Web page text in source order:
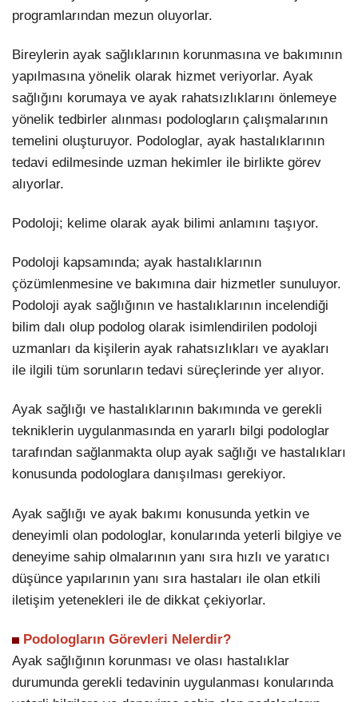
programlarından mezun oluyorlar.
Bireylerin ayak sağlıklarının korunmasına ve bakımının
yapılmasına yönelik olarak hizmet veriyorlar. Ayak
sağlığını korumaya ve ayak rahatsızlıklarını önlemeye
yönelik tedbirler alınması podologların çalışmalarının
temelini oluşturuyor. Podologlar, ayak hastalıklarının
tedavi edilmesinde uzman hekimler ile birlikte görev
alıyorlar.
Podoloji; kelime olarak ayak bilimi anlamını taşıyor.
Podoloji kapsamında; ayak hastalıklarının
çözümlenmesine ve bakımına dair hizmetler sunuluyor.
Podoloji ayak sağlığının ve hastalıklarının incelendiği
bilim dalı olup podolog olarak isimlendirilen podoloji
uzmanları da kişilerin ayak rahatsızlıkları ve ayakları
ile ilgili tüm sorunların tedavi süreçlerinde yer alıyor.
Ayak sağlığı ve hastalıklarının bakımında ve gerekli
tekniklerin uygulanmasında en yararlı bilgi podologlar
tarafından sağlanmakta olup ayak sağlığı ve hastalıkları
konusunda podologlara danışılması gerekiyor.
Ayak sağlığı ve ayak bakımı konusunda yetkin ve
deneyimli olan podologlar, konularında yeterli bilgiye ve
deneyime sahip olmalarının yanı sıra hızlı ve yaratıcı
düşünce yapılarının yanı sıra hastaları ile olan etkili
iletişim yetenekleri ile de dikkat çekiyorlar.
Podologların Görevleri Nelerdir?
Ayak sağlığının korunması ve olası hastalıklar
durumunda gerekli tedavinin uygulanması konularında